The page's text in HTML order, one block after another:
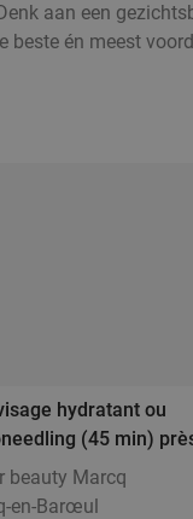
aan een
én meest
hydratant ou
(45 min)
beauty Marcq
en-Barœul